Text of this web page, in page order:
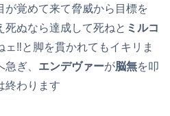
が覚めて来て脅威から目標を
死ぬなら達成して死ねと ミルコ
‼と脚を貫かれてもイキリま
急ぎ、 エンデヴァーが脳無を叩
終わります